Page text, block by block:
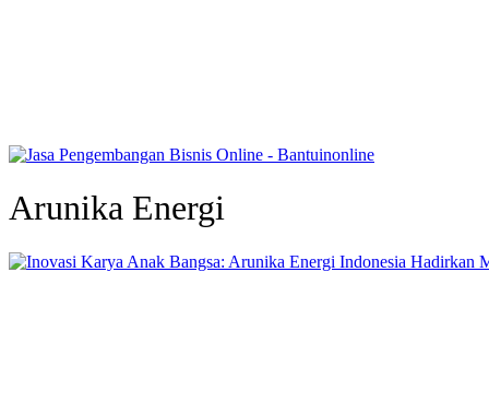
Arunika Energi